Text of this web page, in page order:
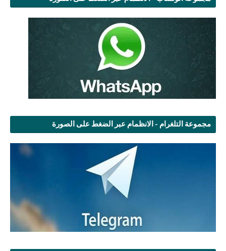
مجموعة التلغرام - الانظمام عبر الضغط على الصورة